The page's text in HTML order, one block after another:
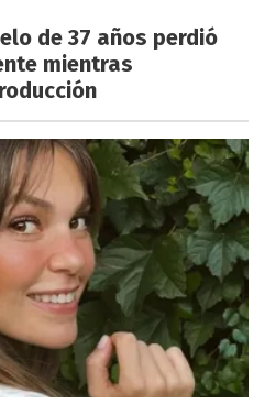
de 37 años perdió
mientras